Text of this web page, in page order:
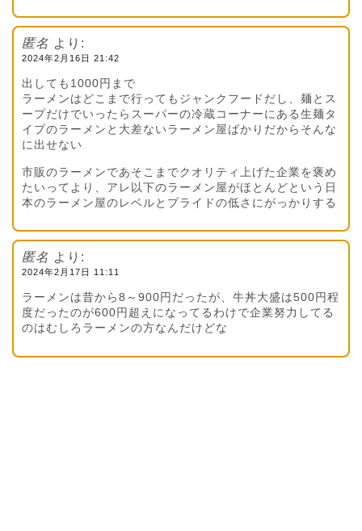
匿名 より:
2024年2月16日 21:42
出しても1000円まで
ラーメンはどこまで行ってもジャンクフードだし、麺とス
ープだけでいったらスーパーの冷蔵コーナーにある生麺タ
イプのラーメンと大差ないラーメン屋ばかりだからそんな
に出せない
市販のラーメンであそこまでクオリティ上げた企業を褒め
たいってより、アレ以下のラーメン屋がほとんどという日
本のラーメン屋のレベルとプライドの低さにがっかりする
匿名 より:
2024年2月17日 11:11
ラーメンは昔から8～900円だったが、牛丼大盛は500円程
度だったのが600円超えになってるわけで企業努力してる
のはむしろラーメンの方なんだけどな